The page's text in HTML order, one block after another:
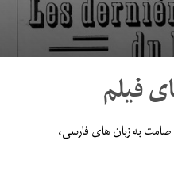
فیلم
به زبان های فارسی،